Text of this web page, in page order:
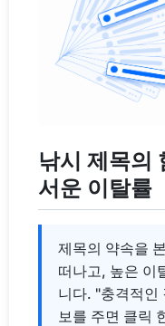
낚시 제목의
서운 이탈률
제목의 약속을
떠나고, 높은 이
니다. "충격적인
보를 주면 클릭